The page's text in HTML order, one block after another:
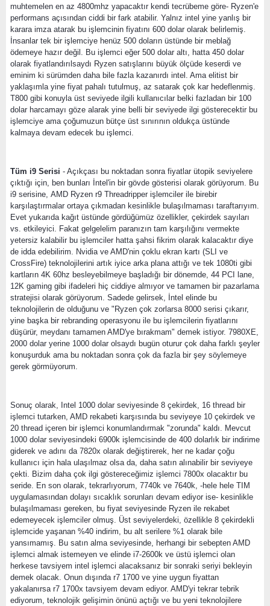
muhtemelen en az 4800mhz yapacaktır kendi tecrübeme göre- Ryzen'e
performans açısından ciddi bir fark atabilir. Yalnız intel yine yanlış bir
karara imza atarak bu işlemcinin fiyatını 600 dolar olarak belirlemiş.
İnsanlar tek bir işlemciye henüz 500 doların üstünde bir meblağ
ödemeye hazır değil. Bu işlemci eğer 500 dolar altı, hatta 450 dolar
olarak fiyatlandırılsaydı Ryzen satışlarını büyük ölçüde keserdi ve
eminim ki sürümden daha bile fazla kazanırdı intel. Ama elitist bir
yaklaşımla yine fiyat pahalı tutulmuş, az satarak çok kar hedeflenmiş.
T800 gibi konuyla üst seviyede ilgili kullanıcılar belki fazladan bir 100
dolar harcamayı göze alarak yine belli bir seviyede ilgi gösterecektir bu
işlemciye ama çoğumuzun bütçe üst sınırının oldukça üstünde
kalmaya devam edecek bu işlemci.
Tüm i9 Serisi - Açıkçası bu noktadan sonra fiyatlar ütopik seviyelere
çıktığı için, ben bunları İntel'in bir gövde gösterisi olarak görüyorum. Bu
i9 serisine, AMD Ryzen r9 Threadripper işlemciler ile birebir
karşılaştırmalar ortaya çıkmadan kesinlikle bulaşılmaması taraftarıyım.
Evet yukarıda kağıt üstünde gördüğümüz özellikler, çekirdek sayıları
vs. etkileyici. Fakat gelgelelim paranızın tam karşılığını vermekte
yetersiz kalabilir bu işlemciler hatta şahsi fikrim olarak kalacaktır diye
de idda edebilirim. Nvidia ve AMD'nin çoklu ekran kartı (SLI ve
CrossFire) teknolojilerini artık iyice arka plana attığı ve tek 1080ti gibi
kartların 4K 60hz besleyebilmeye başladığı bir dönemde, 44 PCI lane,
12K gaming gibi ifadeleri hiç ciddiye almıyor ve tamamen bir pazarlama
stratejisi olarak görüyorum. Sadede gelirsek, İntel elinde bu
teknolojilerin de olduğunu ve "Ryzen çok zorlarsa 8000 serisi çıkarır,
yine başka bir rebranding operasyonu ile bu işlemcilerin fiyatlarını
düşürür, meydanı tamamen AMD'ye bırakmam" demek istiyor. 7980XE,
2000 dolar yerine 1000 dolar olsaydı bugün oturur çok daha farklı şeyler
konuşurduk ama bu noktadan sonra çok da fazla bir şey söylemeye
gerek görmüyorum.
Sonuç olarak, Intel 1000 dolar seviyesinde 8 çekirdek, 16 thread bir
işlemci tutarken, AMD rekabeti karşısında bu seviyeye 10 çekirdek ve
20 thread içeren bir işlemci konumlandırmak "zorunda" kaldı. Mevcut
1000 dolar seviyesindeki 6900k işlemcisinde de 400 dolarlık bir indirime
giderek ve adını da 7820x olarak değiştirerek, her ne kadar çoğu
kullanıcı için hala ulaşılmaz olsa da, daha satın alınabilir bir seviyeye
çekti. Bizim daha çok ilgi göstereceğimiz işlemci 7800x olacaktır bu
seride. En son olarak, tekrarlıyorum, 7740k ve 7640k, -hele hele TIM
uygulamasından dolayı sıcaklık sorunları devam ediyor ise- kesinlikle
bulaşılmaması gereken, bu fiyat seviyesinde Ryzen ile rekabet
edemeyecek işlemciler olmuş. Üst seviyelerdeki, özellikle 8 çekirdekli
işlemcide yaşanan %40 indirim, bu alt serilere %1 olarak bile
yansımamış. Bu satın alma seviyesinde, herhangi bir sebepten AMD
işlemci almak istemeyen ve elinde i7-2600k ve üstü işlemci olan
herkese tavsiyem intel işlemci alacaksanız bir sonraki seriyi bekleyin
demek olacak. Onun dışında r7 1700 ve yine uygun fiyattan
yakalanırsa r7 1700x tavsiyem devam ediyor. AMD'yi tekrar tebrik
ediyorum, teknolojik gelişimin önünü açtığı ve bu yeni teknolojilere